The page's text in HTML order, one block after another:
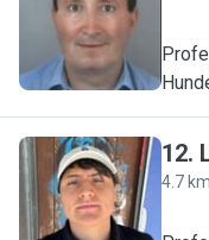
M
L
12.
4.7 km